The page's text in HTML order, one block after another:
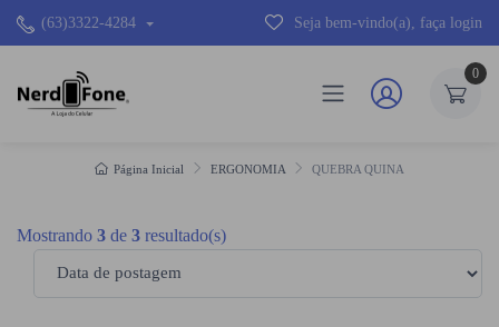
(63)3322-4284 Seja bem-vindo(a), faça login
0
Página Inicial ERGONOMIA QUEBRA QUINA
Mostrando 3 de 3 resultado(s)